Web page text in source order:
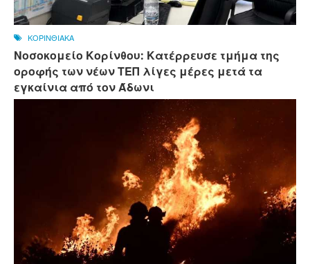
ΚΟΡΙΝΘΙΑΚΑ
Νοσοκομείο Κορίνθου: Κατέρρευσε τμήμα της
οροφής των νέων ΤΕΠ λίγες μέρες μετά τα
εγκαίνια από τον Άδωνι